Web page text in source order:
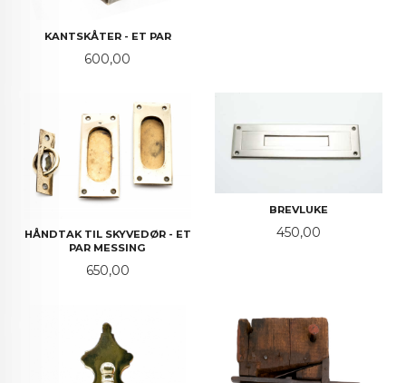
KANTSKÅTER - ET PAR
Pris
600,00
HÅNDTAK TIL SKYVEDØR - ET
PAR MESSING
Pris
650,00
BREVLUKE
Pris
450,00